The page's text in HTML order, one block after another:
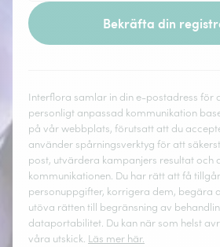
Bekräfta din
Interflora samlar in din e-postadress för
personligt anpassad kommunikation
på vår webbplats, förutsatt att du
använder spårningsverktyg för att
post, utvärdera kampanjers resultat och
kommunikationen. Du har rätt att få
personuppgifter, korrigera dem, begära
utöva rätten till begränsning av
dataportabilitet. Du kan när som helst
våra utskick. Läs mer här.